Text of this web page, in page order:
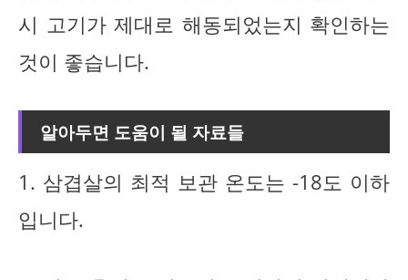
시 고기가 제대로 해동되었는지 확인하는
것이 좋습니다.
알아두면 도움이 될 자료들
1. 삼겹살의 최적 보관 온도는 -18도 이하
입니다.